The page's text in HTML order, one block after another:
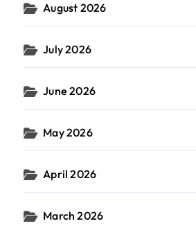
August 2026
July 2026
June 2026
May 2026
April 2026
March 2026